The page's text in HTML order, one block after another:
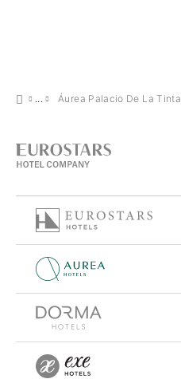
Áurea Palacio De La Tinta